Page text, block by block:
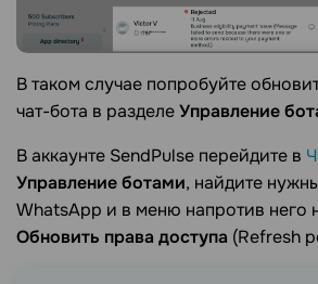
В таком случае попробуйте
чат-бота в разделеУправление
В аккаунте SendPulse перейдите в
Управление ботами, найдите
WhatsApp и в меню напротив него
Обновить права доступа (Refresh